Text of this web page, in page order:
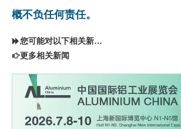
概不负任何责任。
您可能对以下相关新闻同样感兴趣
更多相关新闻